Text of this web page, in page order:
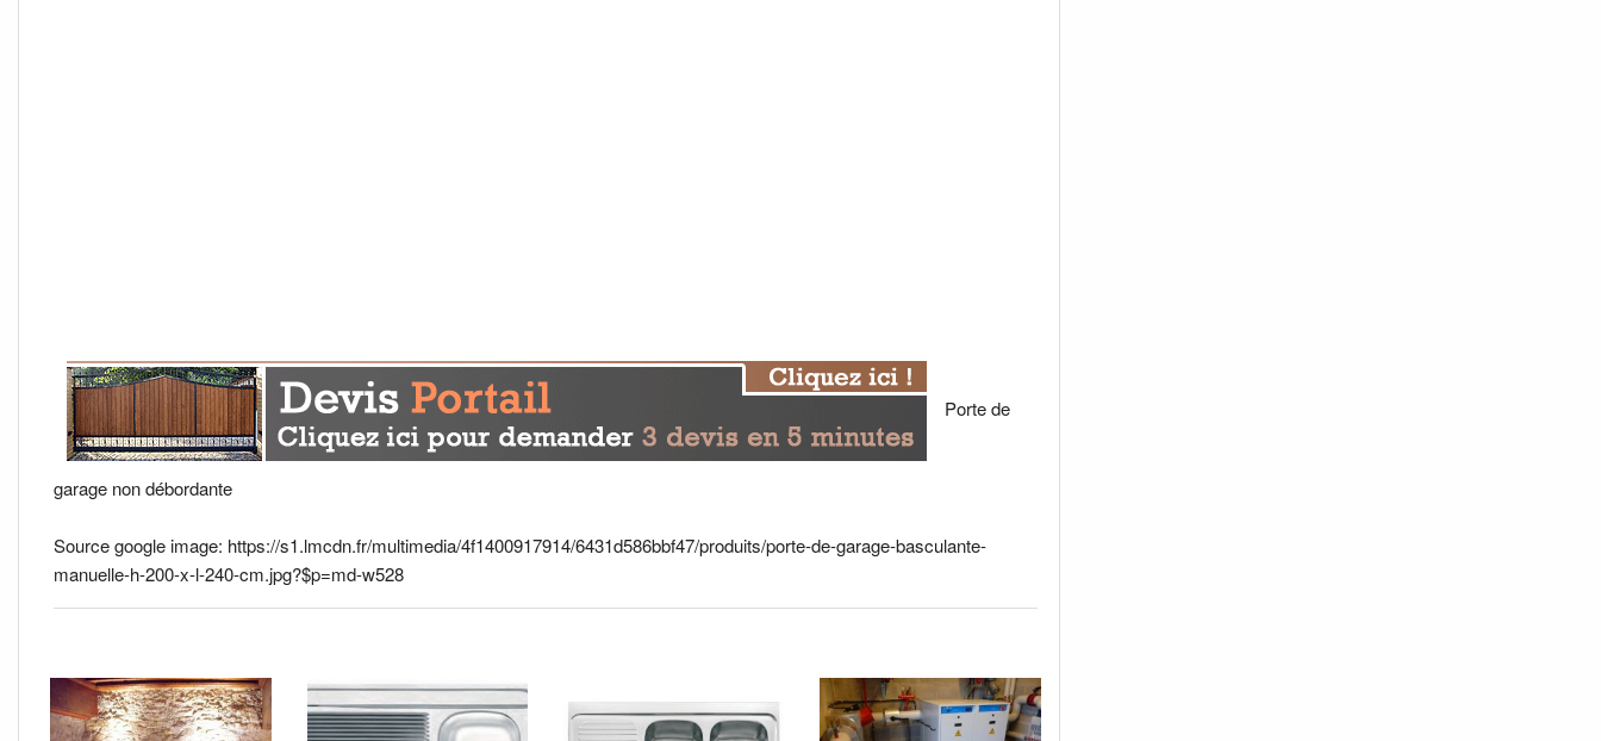
Porte de
garage non débordante
Source google image: https://s1.lmcdn.fr/multimedia/4f1400917914/6431d586bbf47/produits/porte-de-garage-basculante-
manuelle-h-200-x-l-240-cm.jpg?$p=md-w528